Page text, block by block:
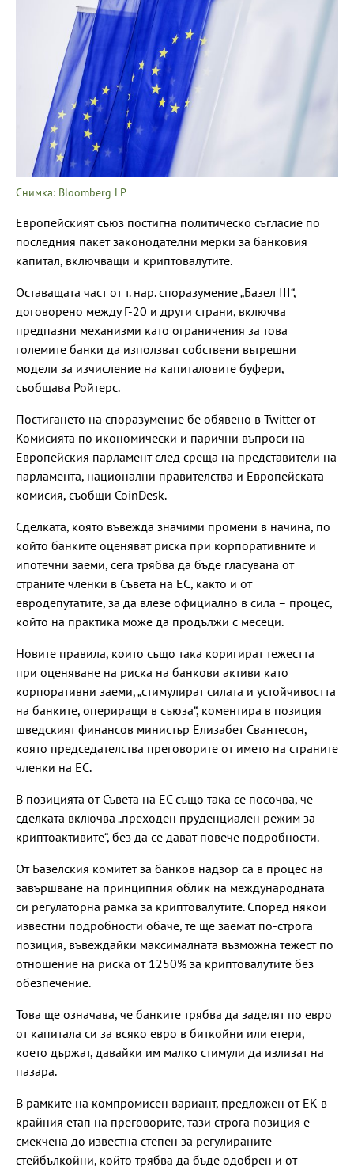
Снимка: Bloomberg LP
Европейският съюз постигна политическо съгласие по
последния пакет законодателни мерки за банковия
капитал, включващи и криптовалутите.
Оставащата част от т. нар. споразумение „Базел III“,
договорено между Г-20 и други страни, включва
предпазни механизми като ограничения за това
големите банки да използват собствени вътрешни
модели за изчисление на капиталовите буфери,
съобщава Ройтерс.
Постигането на споразумение бе обявено в Twitter от
Комисията по икономически и парични въпроси на
Европейския парламент след среща на представители на
парламента, национални правителства и Европейската
комисия, съобщи CoinDesk.
Сделката, която въвежда значими промени в начина, по
който банките оценяват риска при корпоративните и
ипотечни заеми, сега трябва да бъде гласувана от
страните членки в Съвета на ЕС, както и от
евродепутатите, за да влезе официално в сила – процес,
който на практика може да продължи с месеци.
Новите правила, които също така коригират тежестта
при оценяване на риска на банкови активи като
корпоративни заеми, „стимулират силата и устойчивостта
на банките, опериращи в съюза“, коментира в позиция
шведският финансов министър Елизабет Свантесон,
която председателства преговорите от името на страните
членки на ЕС.
В позицията от Съвета на ЕС също така се посочва, че
сделката включва „преходен пруденциален режим за
криптоактивите“, без да се дават повече подробности.
От Базелския комитет за банков надзор са в процес на
завършване на принципния облик на международната
си регулаторна рамка за криптовалутите. Според някои
известни подробности обаче, те ще заемат по-строга
позиция, въвеждайки максималната възможна тежест по
отношение на риска от 1250% за криптовалутите без
обезпечение.
Това ще означава, че банките трябва да заделят по евро
от капитала си за всяко евро в биткойни или етери,
което държат, давайки им малко стимули да излизат на
пазара.
В рамките на компромисен вариант, предложен от ЕК в
крайния етап на преговорите, тази строга позиция е
смекчена до известна степен за регулираните
стейбълкойни, който трябва да бъде одобрен и от